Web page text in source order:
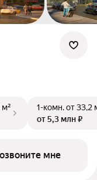
м²
1-комн.от 33,2
от 5,3 млн ₽
мне